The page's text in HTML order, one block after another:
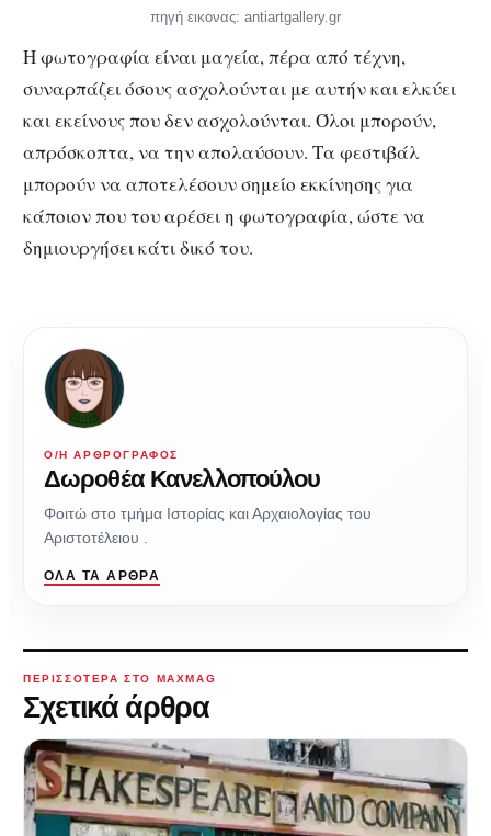
πηγή εικονας: antiartgallery.gr
Η φωτογραφία είναι μαγεία, πέρα από τέχνη,
συναρπάζει όσους ασχολούνται με αυτήν και ελκύει
και εκείνους που δεν ασχολούνται. Όλοι μπορούν,
απρόσκοπτα, να την απολαύσουν. Τα φεστιβάλ
μπορούν να αποτελέσουν σημείο εκκίνησης για
κάποιον που του αρέσει η φωτογραφία, ώστε να
δημιουργήσει κάτι δικό του.
Ο/Η ΑΡΘΡΟΓΡΆΦΟΣ
Δωροθέα Κανελλοπούλου
Φοιτώ στο τμήμα Ιστορίας και Αρχαιολογίας του
Αριστοτέλειου .
ΌΛΑ ΤΑ ΆΡΘΡΑ
ΠΕΡΙΣΣΌΤΕΡΑ ΣΤΟ MAXMAG
Σχετικά άρθρα